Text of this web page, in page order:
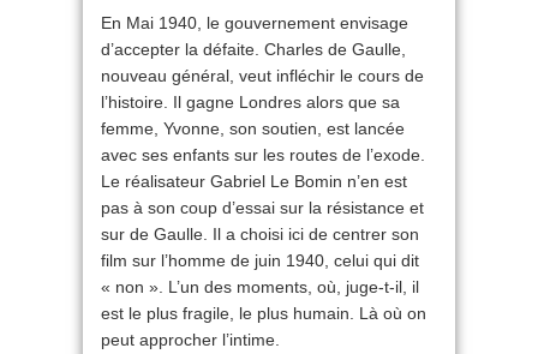
En Mai 1940, le gouvernement envisage
d’accepter la défaite. Charles de Gaulle,
nouveau général, veut infléchir le cours de
l’histoire. Il gagne Londres alors que sa
femme, Yvonne, son soutien, est lancée
avec ses enfants sur les routes de l’exode.
Le réalisateur Gabriel Le Bomin n’en est
pas à son coup d’essai sur la résistance et
sur de Gaulle. Il a choisi ici de centrer son
film sur l’homme de juin 1940, celui qui dit
« non ». L’un des moments, où, juge-t-il, il
est le plus fragile, le plus humain. Là où on
peut approcher l’intime.